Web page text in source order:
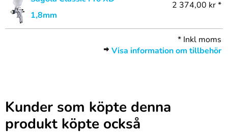
1,8mm
2 374,00 kr *
* Inkl moms
Visa information om tillbehör
Kunder som köpte denna
produkt köpte också